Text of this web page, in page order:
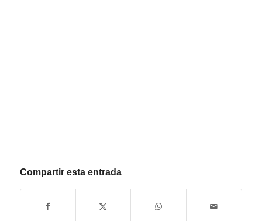
Compartir esta entrada